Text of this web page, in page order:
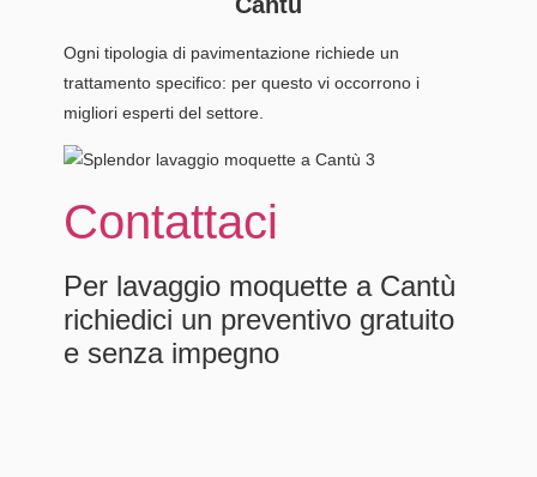
Ogni tipologia di pavimentazione richiede un
trattamento specifico: per questo vi occorrono i
migliori esperti del settore.
Contattaci
Per lavaggio moquette a Cantù
richiedici un preventivo gratuito
e senza impegno